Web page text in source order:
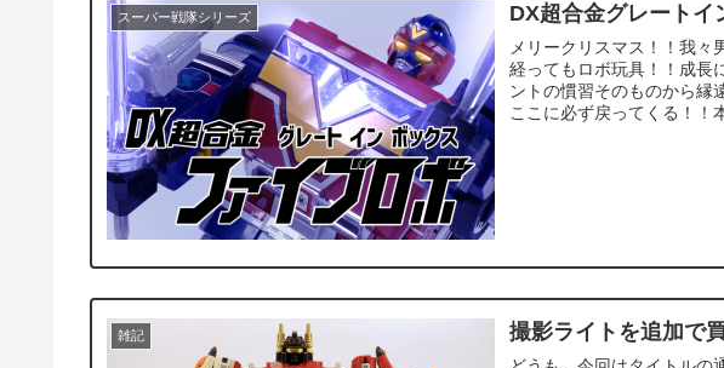
スーパー戦隊シリーズ DX超合金グレートイ
メリークリスマス！！我々
経ってもロボ玩具！！成長
ントの慣習そのものから縁
ここに必ず戻ってくる！！
雑記 撮影ライトを追加で